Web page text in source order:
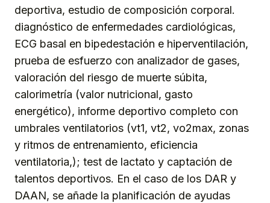
deportiva, estudio de composición corporal.
diagnóstico de enfermedades cardiológicas,
ECG basal en bipedestación e hiperventilación,
prueba de esfuerzo con analizador de gases,
valoración del riesgo de muerte súbita,
calorimetría (valor nutricional, gasto
energético), informe deportivo completo con
umbrales ventilatorios (vt1, vt2, vo2max, zonas
y ritmos de entrenamiento, eficiencia
ventilatoria,); test de lactato y captación de
talentos deportivos. En el caso de los DAR y
DAAN, se añade la planificación de ayudas